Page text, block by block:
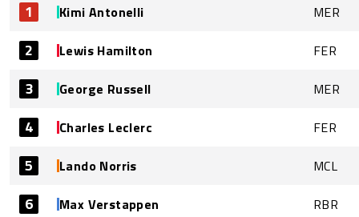
1 Kimi Antonelli MER
2 Lewis Hamilton FER
3 George Russell MER
4 Charles Leclerc FER
5 Lando Norris MCL
6 Max Verstappen RBR